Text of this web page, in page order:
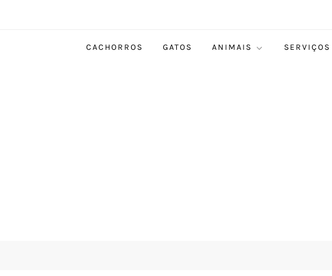
CACHORROS GATOS ANIMAIS SERVIÇOS